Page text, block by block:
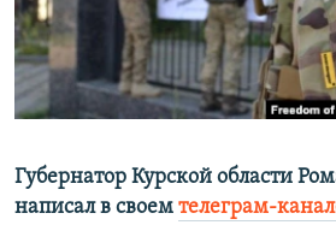
ПОБЕДИТЕЛЕЙ НЕ СУДЯТ?
КРЫМ.НЕПОКОРЕННЫЙ
ELIFBE
ПРИСОЕДИНЯЙТЕСЬ!
Все сайты RFE/RL
Губернатор Курской области
написал в своем телеграм-